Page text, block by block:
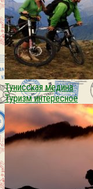
Тунисская медина
Туризм интересное